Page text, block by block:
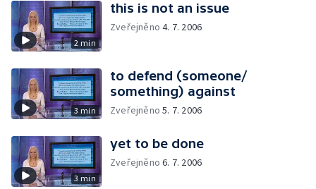
2 min
this is not an issue
Zveřejněno4. 7. 2006
3 min
to defend (someone/
something) against
Zveřejněno5. 7. 2006
3 min
yet to be done
Zveřejněno6. 7. 2006